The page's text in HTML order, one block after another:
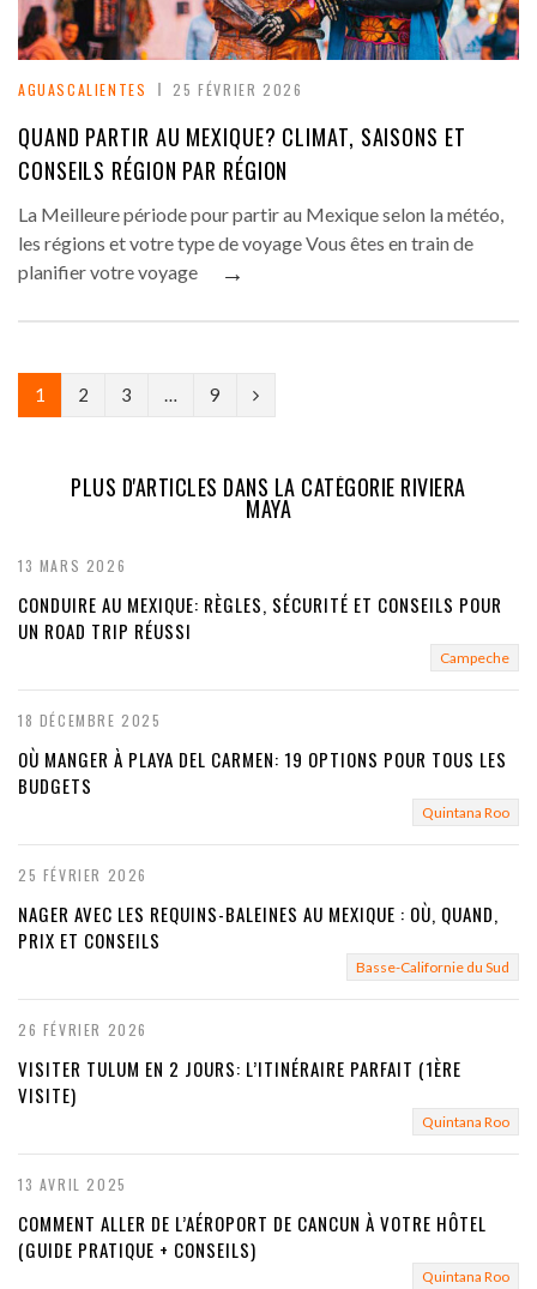
AGUASCALIENTES 25 FÉVRIER 2026
QUAND PARTIR AU MEXIQUE? CLIMAT, SAISONS ET
CONSEILS RÉGION PAR RÉGION
La Meilleure période pour partir au Mexique selon la météo,
les régions et votre type de voyage Vous êtes en train de
planifier votre voyage
→
1 2 3 … 9
N
x
t
PLUS D'ARTICLES DANS LA CATÉGORIE RIVIERA
MAYA
13 MARS 2026
CONDUIRE AU MEXIQUE: RÈGLES, SÉCURITÉ ET CONSEILS POUR
UN ROAD TRIP RÉUSSI
Campeche
18 DÉCEMBRE 2025
OÙ MANGER À PLAYA DEL CARMEN: 19 OPTIONS POUR TOUS LES
BUDGETS
Quintana Roo
25 FÉVRIER 2026
NAGER AVEC LES REQUINS-BALEINES AU MEXIQUE : OÙ, QUAND,
PRIX ET CONSEILS
Basse-Californie du Sud
26 FÉVRIER 2026
VISITER TULUM EN 2 JOURS: L’ITINÉRAIRE PARFAIT (1ÈRE
VISITE)
Quintana Roo
13 AVRIL 2025
COMMENT ALLER DE L’AÉROPORT DE CANCUN À VOTRE HÔTEL
(GUIDE PRATIQUE + CONSEILS)
Quintana Roo